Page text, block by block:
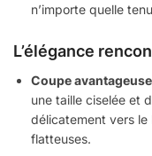
n’importe quelle
L’élégance
Coupe
une taille ciselée et
délicatement vers le
flatteuses.